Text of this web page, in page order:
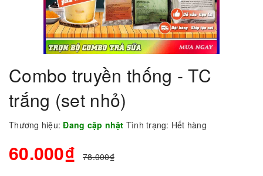
Combo truyền thống - TC
trắng (set nhỏ)
Thương hiệu: Đang cập nhật Tình trạng: Hết hàng
60.000₫ 78.000₫